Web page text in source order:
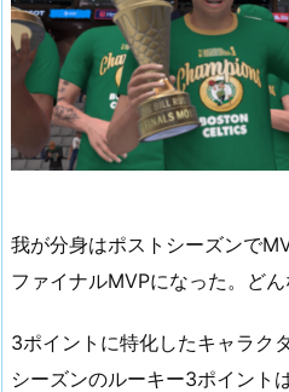
我が分身はポストシーズンで
ファイナルMVPになった。どん
3ポイントに特化したキャラク
シーズンのルーキー3ポイント